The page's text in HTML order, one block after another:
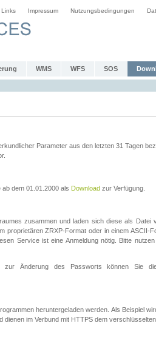
Links Impressum Nutzungsbedingungen
WMS WFS SOS
Parameter aus den letzten 31 Tagen
dem 01.01.2000 als Download zur Verfügung.
zusammen und laden sich diese als
ZRXP-Format oder in einem ASCII-
Service ist eine Anmeldung nötig. Bitte
zur Änderung des Passworts können Sie
heruntergeladen werden. Als Beispiel
im Verbund mit HTTPS dem